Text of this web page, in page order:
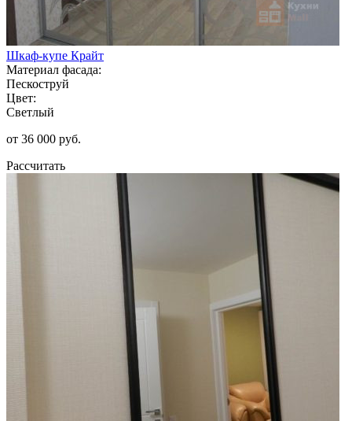
Шкаф-купе Крайт
Материал фасада:
Пескоструй
Цвет:
Светлый
от 36 000 руб.
Рассчитать